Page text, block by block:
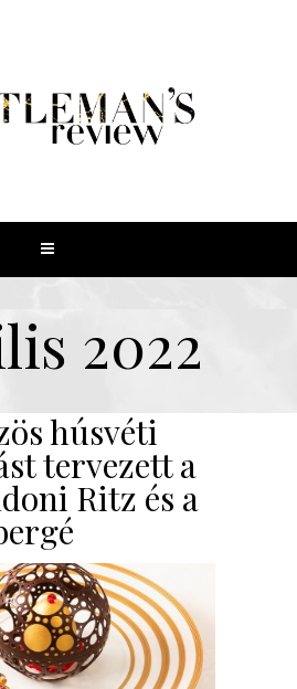
2022
húsvéti
tervezett a
Ritz és a